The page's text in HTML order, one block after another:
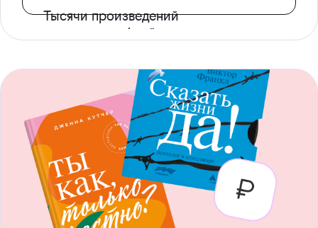
Тысячи произведений
с доступом офлайн